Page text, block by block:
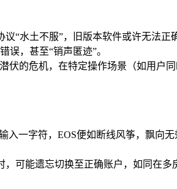
“水土不服”，旧版本软件或许无法
误，甚至“销声匿迹”。
的危机，在特定操作场景（如用户
入一字符，EOS便如断线风筝，飘向
可能遗忘切换至正确账户，如同在